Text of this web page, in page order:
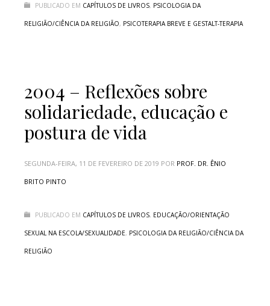
PUBLICADO EM CAPÍTULOS DE LIVROS, PSICOLOGIA DA
RELIGIÃO/CIÊNCIA DA RELIGIÃO, PSICOTERAPIA BREVE E GESTALT-TERAPIA
2004 – Reflexões sobre
solidariedade, educação e
postura de vida
SEGUNDA-FEIRA, 11 DE FEVEREIRO DE 2019 POR PROF. DR. ÊNIO
BRITO PINTO
PUBLICADO EM CAPÍTULOS DE LIVROS, EDUCAÇÃO/ORIENTAÇÃO
SEXUAL NA ESCOLA/SEXUALIDADE, PSICOLOGIA DA RELIGIÃO/CIÊNCIA DA
RELIGIÃO